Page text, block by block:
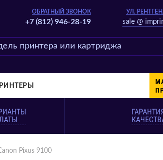
ОБРАТНЫЙ ЗВОНОК
+7 (812) 946-28-19
УЛ.
sale @
Pixus 9100